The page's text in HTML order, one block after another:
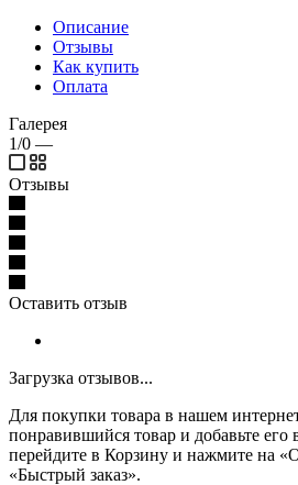
Описание
Отзывы
Как купить
Оплата
Галерея
1/0 —
Отзывы
Оставить отзыв
Загрузка отзывов...
Для покупки товара в нашем
понравившийся товар и добавьте его
перейдите в Корзину и нажмите на
«Быстрый заказ».